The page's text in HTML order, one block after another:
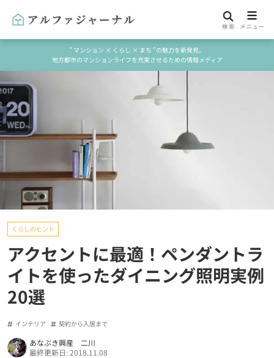
" マンション × くらし × まち "の魅力を新発見。
地方都市のマンションライフを充実させるための情報メディア
くらしのヒント
アクセントに最適！ペンダントラ
イトを使ったダイニング照明実例
20選
インテリア 契約から入居まで
あなぶき興産 二川
最終更新日: 2018.11.08